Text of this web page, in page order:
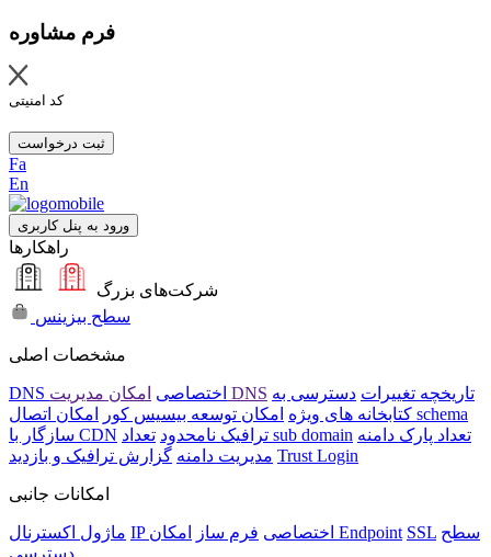
فرم مشاوره
کد امنیتی
ثبت درخواست
Fa
En
ورود به پنل کاربری
راهکارها
شرکت‌های بزرگ
سطح بیزینس
مشخصات اصلی
DNS اختصاصی امکان مدیریت DNS تاریخچه تغییرات دسترسی به
کتابخانه های ویژه امکان توسعه بیسیس کور
امکان اتصال schema
سازگار با CDN
ترافیک نامحدود تعداد sub domain تعداد پارک دامنه
مدیریت دامنه گزارش ترافیک و بازدید Trust Login
امکانات جانبی
ماژول اکسترنال IP اختصاصی فرم ساز امکان Endpoint SSL سطح